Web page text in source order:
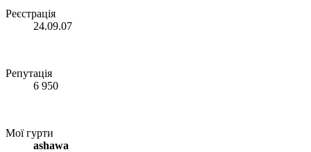
Реєстрація
24.09.07
Репутація
6 950
Мої гурти
ashawa